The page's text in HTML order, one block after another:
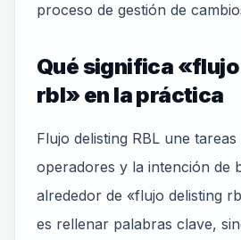
proceso de gestión de
Qué significa
rbl» en la práctica
Flujo delisting RBL une tareas
operadores y la intención de
alrededor de «flujo delisting
es rellenar palabras clave,